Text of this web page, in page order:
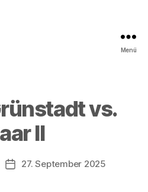
Menü
vs.
II
Beitragsdatum
27. September 2025